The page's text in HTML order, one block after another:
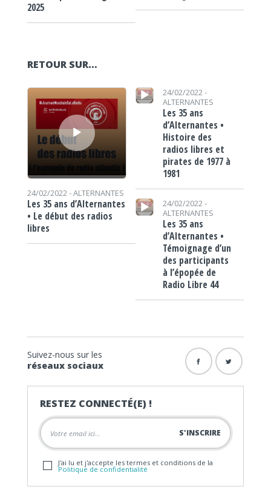
2025
RETOUR SUR…
Lecteur audio
24/02/2022 -ALTERNANTES
Les 35 ans d’Alternantes
• Le début des radios
libres
Lecteur audio
24/02/2022 -
ALTERNANTES
Les 35 ans
d’Alternantes •
Histoire des
radios libres et
pirates de 1977 à
1981
Lecteur audio
24/02/2022 -
ALTERNANTES
Les 35 ans
d’Alternantes •
Témoignage d’un
des participants
à l’épopée de
Radio Libre 44
Suivez-nous sur les
réseaux sociaux
RESTEZ CONNECTÉ(E) !
J'ai lu et j'accepte les termes et conditions de la
Politique de confidentialité